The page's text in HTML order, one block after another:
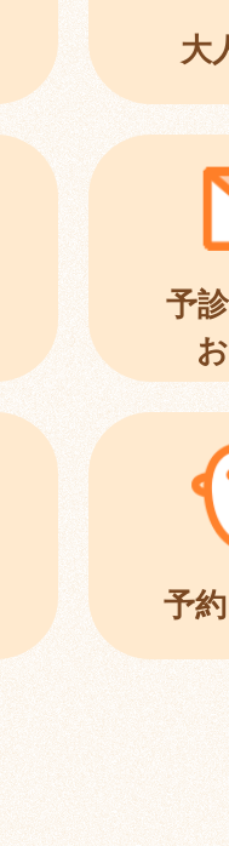
大
予
予